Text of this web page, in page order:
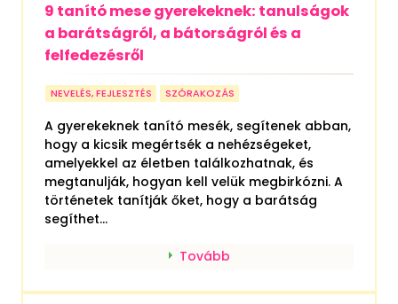
9 tanító mese gyerekeknek: tanulságok
a barátságról, a bátorságról és a
felfedezésről
NEVELÉS, FEJLESZTÉS SZÓRAKOZÁS
A gyerekeknek tanító mesék, segítenek abban,
hogy a kicsik megértsék a nehézségeket,
amelyekkel az életben találkozhatnak, és
megtanulják, hogyan kell velük megbirkózni. A
történetek tanítják őket, hogy a barátság
segíthet...
Tovább